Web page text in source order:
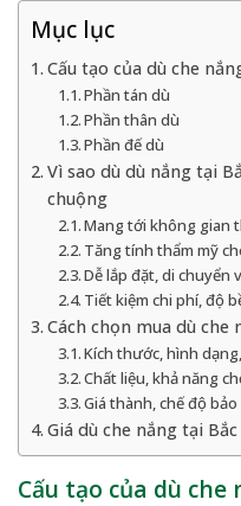
Mục lục
Cấu tạo của dù che
Phần tán dù
Phần thân dù
Phần đế dù
Vì sao dù dù nắng tại
chuộng
Mang tới không gian
Tăng tính thẩm mỹ
Dễ lắp đặt, di chuyển
Tiết kiệm chi phí, độ
Cách chọn mua dù
Kích thước, hình
Chất liệu, khả năng
Giá thành, chế độ
Giá dù che nắng tại
Cấu tạo của dù